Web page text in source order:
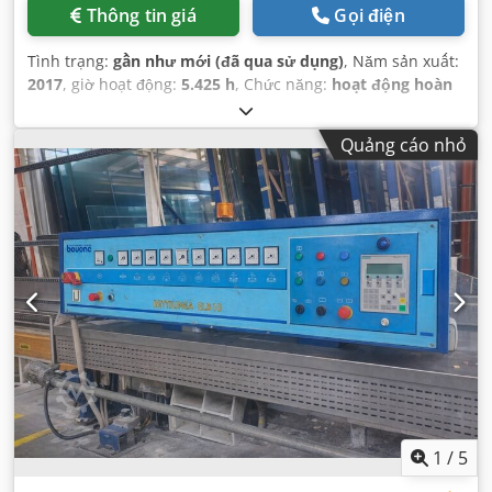
Thông tin giá Gọi điện
Tình trạng: gần như mới (đã qua sử dụng), Năm sản xuất:
2017, giờ hoạt động: 5.425 h, Chức năng: hoạt động hoàn
Quảng cáo nhỏ
1 / 5